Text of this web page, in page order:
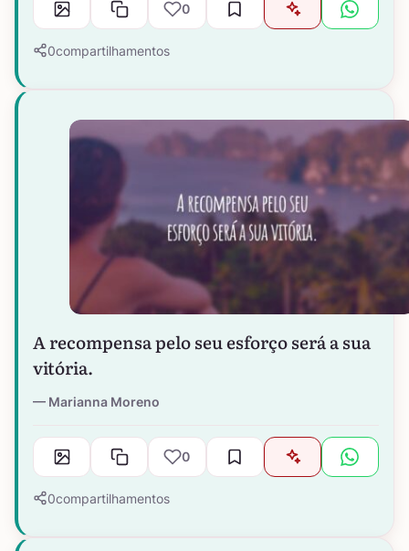
0
0compartilhamentos
A recompensa pelo seu esforço será a sua
vitória.
Marianna Moreno
0
0compartilhamentos